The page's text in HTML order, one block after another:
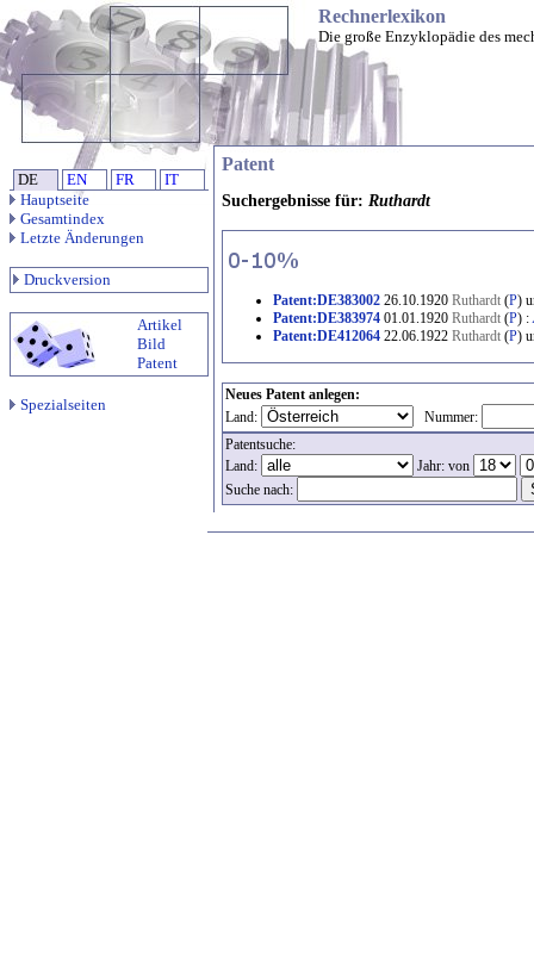
Rechnerlexikon
Die große Enzyklopädie des
DE EN FR
IT
Hauptseite
Gesamtindex
Letzte Änderungen
Druckversion
Artikel
Bild
Patent
Spezialseiten
Patent
Suchergebnisse für: Ruthardt
Patent:DE383002 26.10.1920 Ruthardt (P)
Patent:DE383974 01.01.1920 Ruthardt (P) :
Patent:DE412064 22.06.1922 Ruthardt (P)
Neues Patent anlegen:
Land:
Nummer:
Patentsuche:
Land:
Jahr: von
Suche nach: